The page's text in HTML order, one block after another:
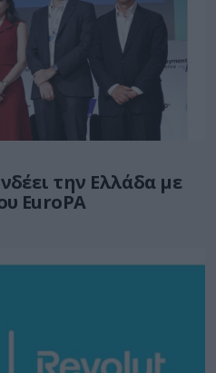
την Ελλάδα με
EuroPA